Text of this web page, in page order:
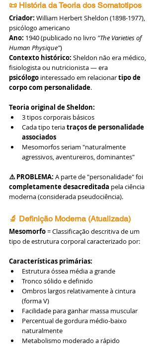
📜 História da Teoria dos Somatotipos
Criador: William Herbert Sheldon (1898-1977),
psicólogo americano
Ano: 1940 (publicado no livro "The Varieties of
Human Physique")
Contexto histórico: Sheldon não era médico,
fisiologista ou nutricionista — era
psicólogo interessado em relacionar tipo de
corpo com personalidade.
Teoria original de Sheldon:
3 tipos corporais básicos
Cada tipo teria traços de personalidade
associados
Mesomorfos seriam "naturalmente
agressivos, aventureiros, dominantes"
⚠️ PROBLEMA: A parte de "personalidade" foi
completamente desacreditada pela ciência
moderna (considerada pseudociência).
🔬 Definição Moderna (Atualizada)
Mesomorfo = Classificação descritiva de um
tipo de estrutura corporal caracterizado por:
Características primárias:
Estrutura óssea média a grande
Tronco sólido e definido
Ombros largos relativamente à cintura
(forma V)
Facilidade para ganhar massa muscular
Percentual de gordura médio-baixo
naturalmente
Metabolismo moderado a rápido